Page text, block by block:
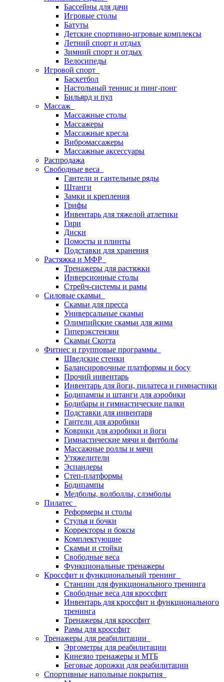
Бассейны для дачи
Игровые столы
Батуты
Детские спортивно-игровые комплексы
Летний спорт и отдых
Зимний спорт и отдых
Велосипеды
Игровой спорт
Баскетбол
Настольный теннис и пинг-понг
Бильярд и пул
Массаж
Массажные столы
Массажеры
Массажные кресла
Вибромассажеры
Массажные аксессуары
Распродажа
Свободные веса
Гантели и гантельные ряды
Штанги
Замки и крепления
Грифы
Инвентарь для тяжелой атлетики
Гири
Диски
Помосты и плинты
Подставки для хранения
Растяжка и МФР
Тренажеры для растяжки
Инверсионные столы
Стрейч-системы и рамы
Силовые скамьи
Скамьи для пресса
Универсальные скамьи
Олимпийские скамьи для жима
Гиперэкстензии
Скамьи Скотта
Фитнес и групповые программы
Шведские стенки
Балансировочные платформы и босу
Прочий инвентарь
Инвентарь для йоги, пилатеса и гимнастики
Бодипампы и штанги для аэробики
Бодибары и гимнастические палки
Подставки для инвентаря
Гантели для аэробики
Коврики для аэробики и йоги
Гимнастические мячи и фитболы
Массажные роллы и мячи
Утяжелители
Эспандеры
Степ-платформы
Бодипампы
Медболы, волболлы, слэмболы
Пилатес
Реформеры и столы
Стулья и бочки
Корректоры и боксы
Комплектующие
Скамьи и стойки
Свободные веса
Функциональные тренажеры
Кроссфит и функциональный тренинг
Станции для функционального тренинга
Свободные веса для кроссфит
Инвентарь для кроссфит и функционального
тренинга
Тренажеры для кроссфит
Рамы для кроссфит
Тренажеры для реабилитации
Эргометры для реабилитации
Кинезио тренажеры и МТБ
Беговые дорожки для реабилитации
Спортивные напольные покрытия